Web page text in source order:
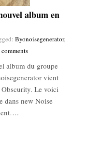
album en
Byonoisegenerator,
album du groupe
vient
Le voici
dans new Noise